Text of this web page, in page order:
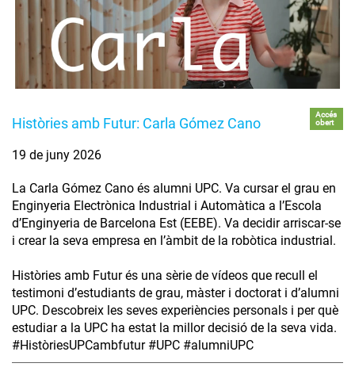
Històries amb Futur: Carla Gómez Cano
Accés
obert
19 de juny 2026
La Carla Gómez Cano és alumni UPC. Va cursar el grau en
Enginyeria Electrònica Industrial i Automàtica a l’Escola
d’Enginyeria de Barcelona Est (EEBE). Va decidir arriscar-se
i crear la seva empresa en l’àmbit de la robòtica industrial.
Històries amb Futur és una sèrie de vídeos que recull el
testimoni d’estudiants de grau, màster i doctorat i d’alumni
UPC. Descobreix les seves experiències personals i per què
estudiar a la UPC ha estat la millor decisió de la seva vida.
#HistòriesUPCambfutur #UPC #alumniUPC